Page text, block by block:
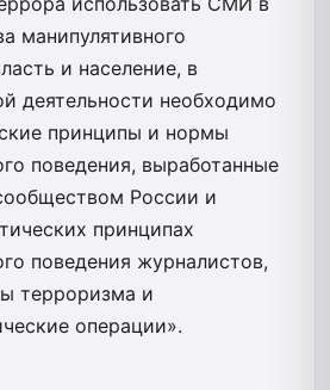
манипулятивного
и население, в
деятельности необходимо
принципы и нормы
поведения, выработанные
России и
принципах
поведения журналистов,
терроризма и
операции».